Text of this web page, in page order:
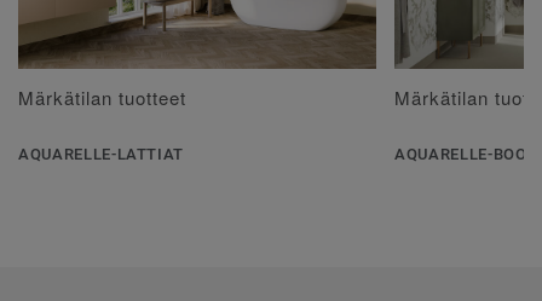
Märkätilan tuotteet
AQUARELLE-LATTIAT
Märkätilan
AQUARELLE-